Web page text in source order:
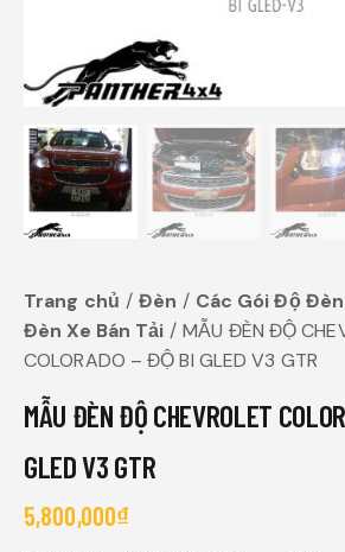
Trang chủ Đèn Các Gói Độ
Đèn Xe Bán Tải
MẪU ĐÈN ĐỘ
COLORADO – ĐỘ BI GLED V3 GTR
MẪU ĐÈN ĐỘ CHEVROLET
GLED V3 GTR
5,800,000₫